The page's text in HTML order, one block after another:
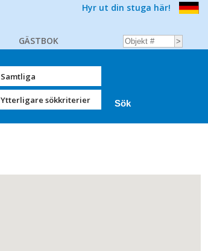
GÄSTBOK
Hyr ut din stuga här!
Samtliga
Ytterligare sökkriterier